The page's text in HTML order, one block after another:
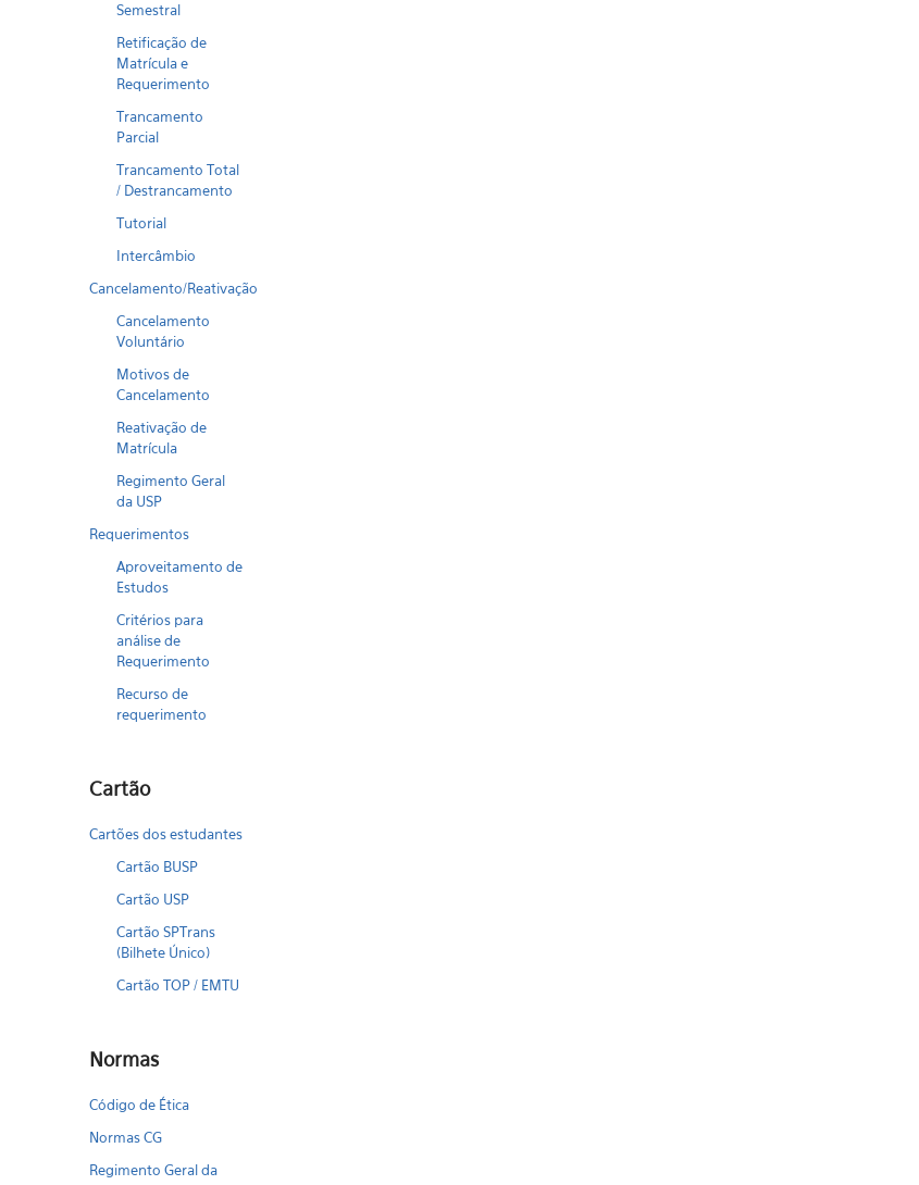
Semestral
Retificação de
Matrícula e
Requerimento
Trancamento
Parcial
Trancamento Total
/ Destrancamento
Tutorial
Intercâmbio
Cancelamento/Reativação
Cancelamento
Voluntário
Motivos de
Cancelamento
Reativação de
Matrícula
Regimento Geral
da USP
Requerimentos
Aproveitamento de
Estudos
Critérios para
análise de
Requerimento
Recurso de
requerimento
Cartão
Cartões dos estudantes
Cartão BUSP
Cartão USP
Cartão SPTrans
(Bilhete Único)
Cartão TOP / EMTU
Normas
Código de Ética
Normas CG
Regimento Geral da